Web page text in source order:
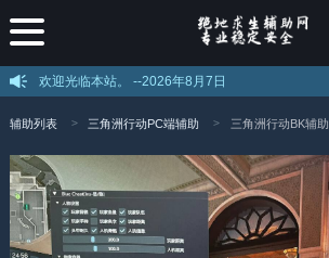
欢迎光临本站。 --2026年8月7日
辅助列表 三角洲行动PC端辅助 三角洲行动BK辅助